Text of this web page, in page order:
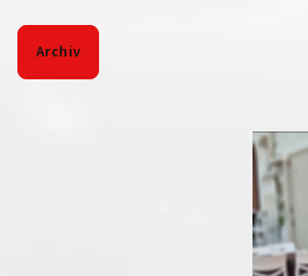
Archiv